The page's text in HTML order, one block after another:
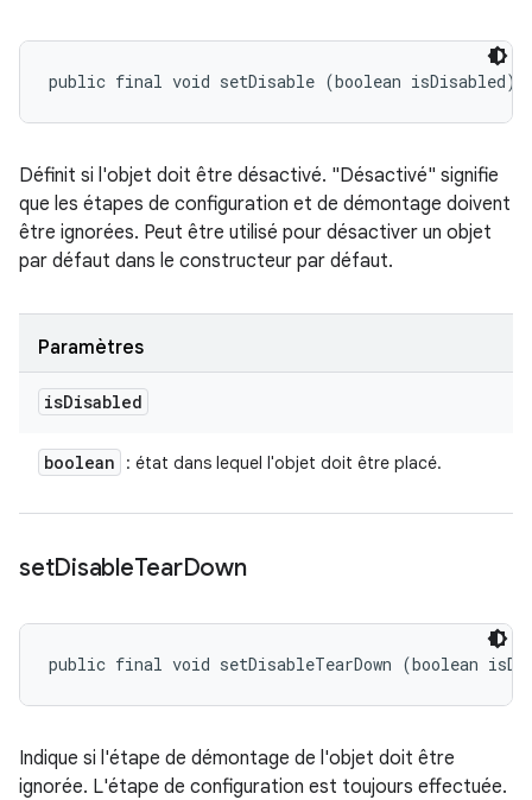
public final void setDisable (boolean isDisabled)
Définit si l'objet doit être désactivé. "Désactivé" signifie
que les étapes de configuration et de démontage doivent
être ignorées. Peut être utilisé pour désactiver un objet
par défaut dans le constructeur par défaut.
Paramètres
isDisabled
boolean : état dans lequel l'objet doit être placé.
setDisableTearDown
public final void setDisableTearDown (boolean
Indique si l'étape de démontage de l'objet doit être
ignorée. L'étape de configuration est toujours effectuée.